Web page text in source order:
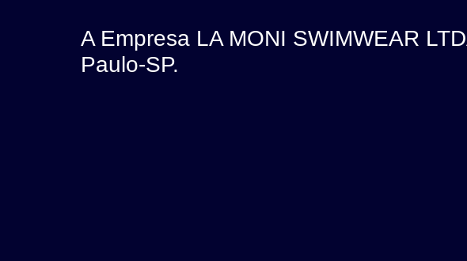
A Empresa LA MONI SWIMWEAR
Paulo-SP.